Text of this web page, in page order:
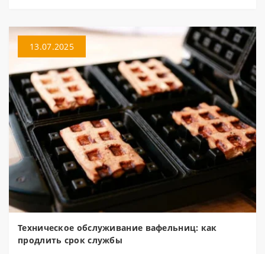
13.07.2025
Техническое обслуживание вафельниц: как
продлить срок службы